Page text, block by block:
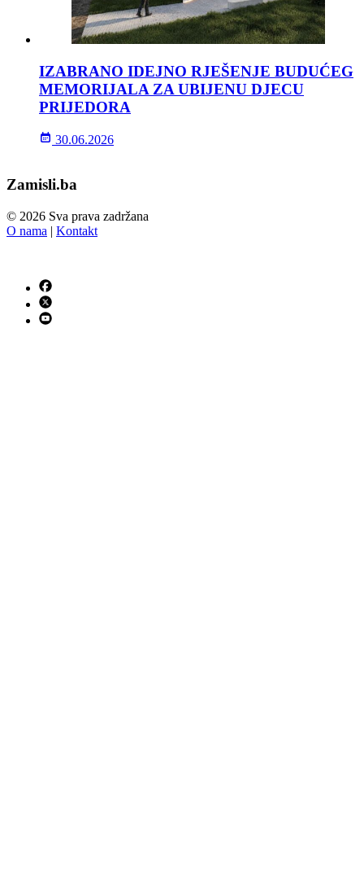
IZABRANO IDEJNO RJEŠENJE BUDUĆEG
MEMORIJALA ZA UBIJENU DJECU
PRIJEDORA
30.06.2026
Zamisli.ba
© 2026 Sva prava zadržana
O nama | Kontakt